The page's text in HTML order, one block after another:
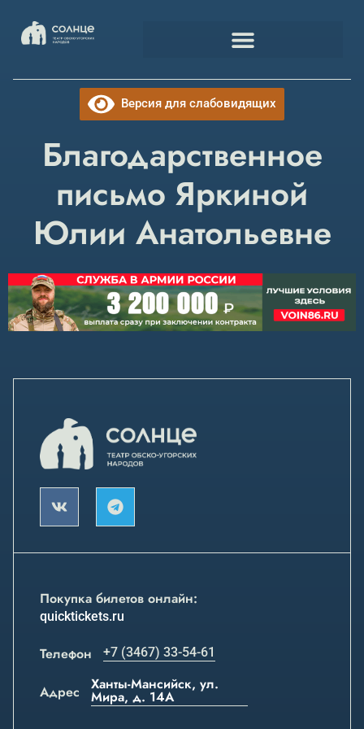
Версия для слабовидящих
Благодарственное
письмо Яркиной
Юлии Анатольевне
Покупка билетов онлайн:
quicktickets.ru
Телефон +7 (3467) 33-54-61
Адрес Ханты-Мансийск, ул.
Мира, д. 14А